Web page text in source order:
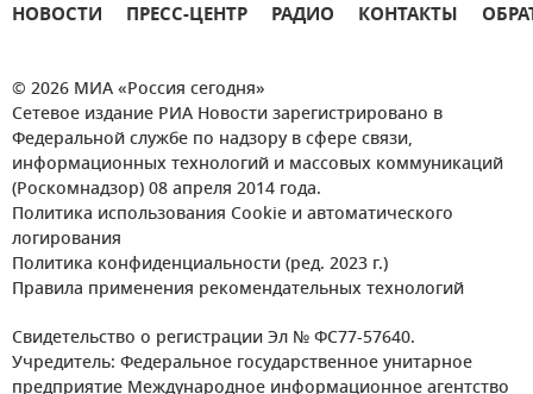
НОВОСТИ ПРЕСС-ЦЕНТР РАДИО КОНТАКТЫ
© 2026 МИА «Россия сегодня»
Сетевое издание РИА Новости зарегистрировано в
Федеральной службе по надзору в сфере связи,
информационных технологий и массовых коммуникаций
(Роскомнадзор) 08 апреля 2014 года.
Политика использования Cookie и автоматического
логирования
Политика конфиденциальности (ред. 2023 г.)
Правила применения рекомендательных технологий
Свидетельство о регистрации Эл № ФС77-57640.
Учредитель: Федеральное государственное унитарное